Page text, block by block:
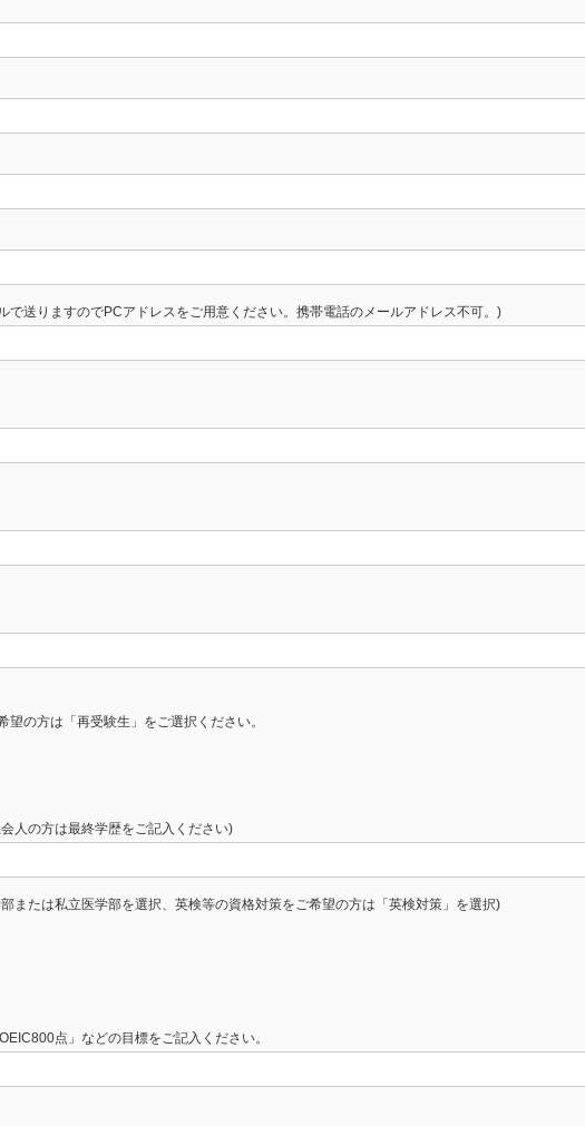
で送りますのでPCアドレスをご用意ください。携帯電話のメールアドレス不可。)
の方は「再受験生」をご選択ください。
人の方は最終学歴をご記入ください)
または私立医学部を選択、英検等の資格対策をご希望の方は「英検対策」を選択)
点」などの目標をご記入ください。